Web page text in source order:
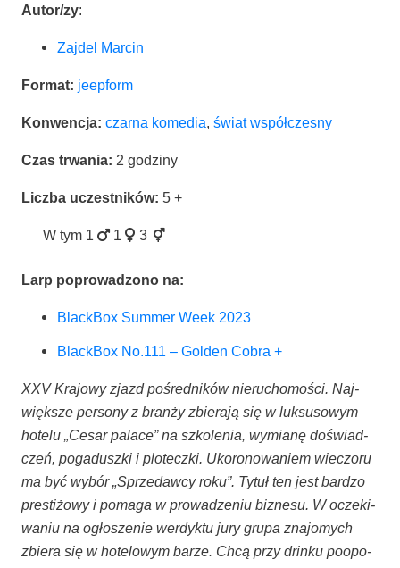
Autor/zy:
Zaj­del Marcin
For­mat: jeep­form
Kon­wen­cja: czar­na kome­dia świat współ­cze­sny
Czas trwa­nia: 2 godzi­ny
Licz­ba uczest­ni­ków: 5 +
W tym 1 1 3
Larp popro­wa­dzo­no na:
Black­Box Sum­mer Week 2023
Black­Box No.111 – Gol­den Cobra +
XXV Kra­jo­wy zjazd pośred­ni­ków nie­ru­cho­mo­ści. Naj­
więk­sze per­so­ny z bran­ży zbie­ra­ją się w luk­su­so­wym
hote­lu „Cesar pala­ce” na szko­le­nia, wymia­nę doświad­
czeń, poga­dusz­ki i plo­tecz­ki. Uko­ro­no­wa­niem wie­czo­ru
ma być wybór „Sprze­daw­cy roku”. Tytuł ten jest bar­dzo
pre­sti­żo­wy i poma­ga w pro­wa­dze­niu biz­ne­su. W ocze­ki­
wa­niu na ogło­sze­nie wer­dyk­tu jury gru­pa zna­jo­mych
zbie­ra się w hote­lo­wym barze. Chcą przy drin­ku poopo­